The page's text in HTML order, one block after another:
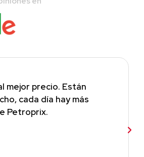
mejor precio. Están
cada día hay más
Petroprix.